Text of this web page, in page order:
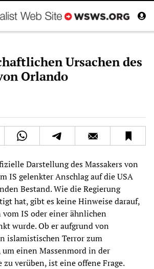
Ursachen des
Orlando
Darstellung des Massakers von
IS gelenkter Anschlag auf die USA
Bestand. Wie die Regierung
hat, gibt es keine Hinweise darauf,
vom IS oder einer ähnlichen
wurde. Ob er aufgrund von
islamistischen Terror zum
einen Massenmord in der
zu verüben, ist eine offene Frage.